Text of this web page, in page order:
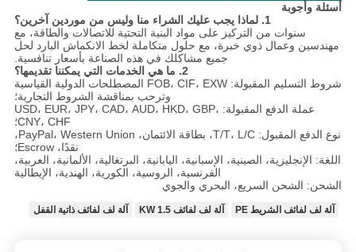
أسئلة وأجوبة
1. لماذا يجب عليك الشراء منا وليس من موردين آخرين؟
سنوات من التركيز على مواد البنية التحتية للاتصالات والطاقة، مع
مهندسين وعمال ذوي خبرة، مع حلول متكاملة لخط الانكماش البارد لحل
جميع مشاكلك في هذه الصناعة بأسعار تنافسية.
2. ما هي الخدمات التي يمكننا تقديمها؟
شروط التسليم المقبولة: FOB، CIF، EXW المصطلحات الدولية القياسية
وترحب بمناقشة الشروط التجارية؛
عملة الدفع المقبولة: USD، EUR، JPY، CAD، AUD، HKD، GBP،
CNY، CHF؛
نوع الدفع المقبول: T/T، L/C، بطاقة الائتمان، PayPal، Western Union،
نقدًا، Escrow؛
اللغة: الإنجليزية، الصينية، الإسبانية، اليابانية، البرتغالية، الألمانية، العربية،
الفرنسية، الروسية، الكورية، الهندية، الإيطالية
الشحن: الشحن السريع، البحري والجوي
آلة لف لفائف الشريط PE آلة لف لفائف 1.5 KW آلة لف لفائف ذاتية القفل